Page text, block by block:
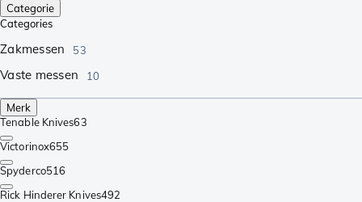
Categorie
Categories
Zakmessen 53
Vaste messen 10
Merk
Tenable Knives63
Victorinox655
Spyderco516
Rick Hinderer Knives492